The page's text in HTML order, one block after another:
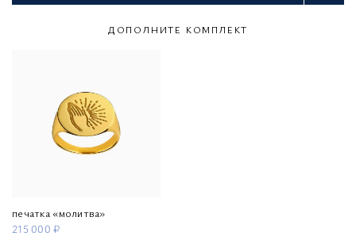
ДОПОЛНИТЕ КОМПЛЕКТ
печатка «молитва»
215 000 ₽